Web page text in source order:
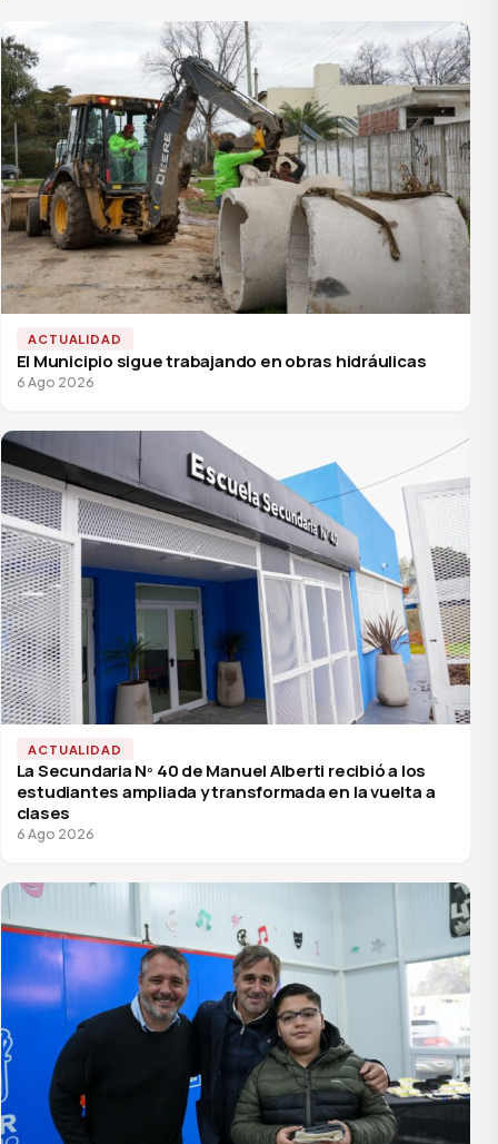
ACTUALIDAD
El Municipio sigue trabajando en obras hidráulicas
6 Ago 2026
ACTUALIDAD
La Secundaria Nº 40 de Manuel Alberti recibió a los
estudiantes ampliada y transformada en la vuelta a
clases
6 Ago 2026